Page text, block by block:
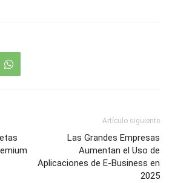
Artículo siguiente
Las Grandes Empresas
Aumentan el Uso de
Aplicaciones de E-Business en
2025